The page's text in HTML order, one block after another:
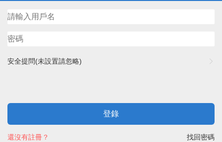
安全提問(未設置請忽略)
登錄
找回密碼
還沒有註冊？